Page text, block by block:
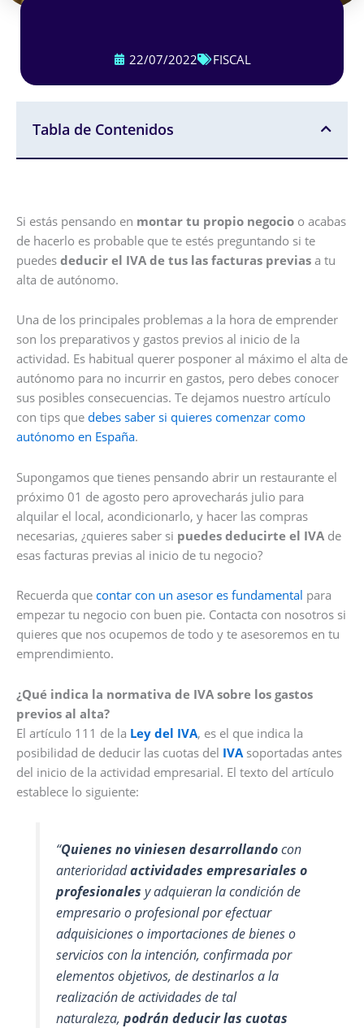
22/07/2022 FISCAL
Tabla de Contenidos
Si estás pensando en montar tu propio negocio o acabas
de hacerlo es probable que te estés preguntando si te
puedes deducir el IVA de tus las facturas previas a tu
alta de autónomo.
Una de los principales problemas a la hora de emprender
son los preparativos y gastos previos al inicio de la
actividad. Es habitual querer posponer al máximo el alta de
autónomo para no incurrir en gastos, pero debes conocer
sus posibles consecuencias. Te dejamos nuestro artículo
con tips que debes saber si quieres comenzar como
autónomo en España.
Supongamos que tienes pensando abrir un restaurante el
próximo 01 de agosto pero aprovecharás julio para
alquilar el local, acondicionarlo, y hacer las compras
necesarias, ¿quieres saber si puedes deducirte el IVA de
esas facturas previas al inicio de tu negocio?
Recuerda que contar con un asesor es fundamental para
empezar tu negocio con buen pie. Contacta con nosotros si
quieres que nos ocupemos de todo y te asesoremos en tu
emprendimiento.
¿Qué indica la normativa de IVA sobre los gastos
previos al alta?
El artículo 111 de la Ley del IVA, es el que indica la
posibilidad de deducir las cuotas del IVAsoportadas antes
del inicio de la actividad empresarial. El texto del artículo
establece lo siguiente:
“Quienesno viniesen desarrollandocon
anterioridadactividades empresariales o
profesionales y adquieran la condición de
empresario o profesional por efectuar
adquisiciones o importaciones de bienes o
servicios con la intención, confirmada por
elementos objetivos, de destinarlos a la
realización de actividades de tal
naturaleza,podrán deducir las cuotas